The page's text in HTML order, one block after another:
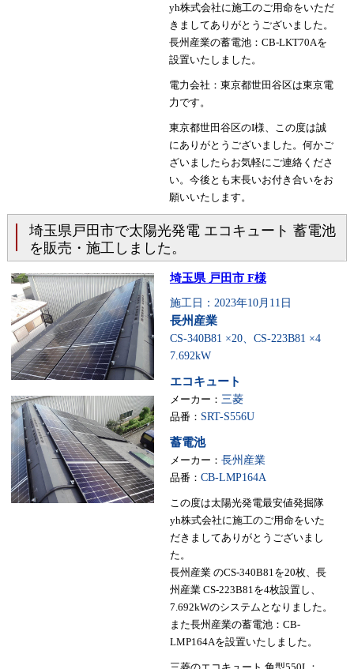
yh株式会社に施工のご用命をいただ
きましてありがとうございました。
長州産業の蓄電池：CB-LKT70Aを
設置いたしました。
電力会社：東京都世田谷区は東京電
力です。
東京都世田谷区のI様、この度は誠
にありがとうございました。何かご
ざいましたらお気軽にご連絡くださ
い。今後とも末長いお付き合いをお
願いいたします。
埼玉県戸田市で太陽光発電 エコキュート 蓄電池
を販売・施工しました。
埼玉県 戸田市 F様
施工日：2023年10月11日
長州産業
CS-340B81 ×20、CS-223B81 ×4
7.692kW
エコキュート
メーカー： 三菱
品番： SRT-S556U
蓄電池
メーカー： 長州産業
品番： CB-LMP164A
この度は太陽光発電最安値発掘隊
yh株式会社に施工のご用命をいた
だきましてありがとうございまし
た。
長州産業 のCS-340B81を20枚、長
州産業 CS-223B81を4枚設置し、
7.692kWのシステムとなりました。
また長州産業の蓄電池：CB-
LMP164Aを設置いたしました。